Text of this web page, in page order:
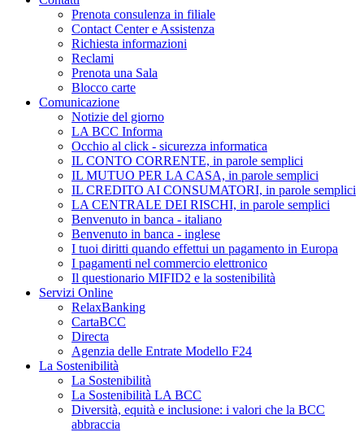
Prenota consulenza in filiale
Contact Center e Assistenza
Richiesta informazioni
Reclami
Prenota una Sala
Blocco carte
Comunicazione
Notizie del giorno
LA BCC Informa
Occhio al click - sicurezza informatica
IL CONTO CORRENTE, in parole semplici
IL MUTUO PER LA CASA, in parole semplici
IL CREDITO AI CONSUMATORI, in parole semplici
LA CENTRALE DEI RISCHI, in parole semplici
Benvenuto in banca - italiano
Benvenuto in banca - inglese
I tuoi diritti quando effettui un pagamento in Europa
I pagamenti nel commercio elettronico
Il questionario MIFID2 e la sostenibilità
Servizi Online
RelaxBanking
CartaBCC
Directa
Agenzia delle Entrate Modello F24
La Sostenibilità
La Sostenibilità
La Sostenibilità LA BCC
Diversità, equità e inclusione: i valori che la BCC
abbraccia